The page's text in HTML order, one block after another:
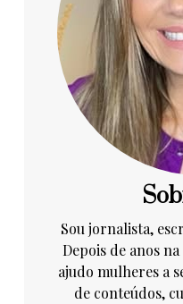
Sou jornalista,
Depois de anos
ajudo mulheres a
de conteúdos,